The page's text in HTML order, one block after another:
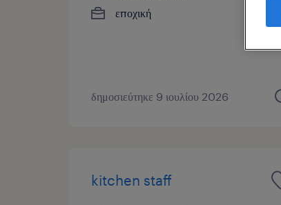
εποχική
δημοσιεύτηκε 9 ιουλίου 2026
kitchen staff